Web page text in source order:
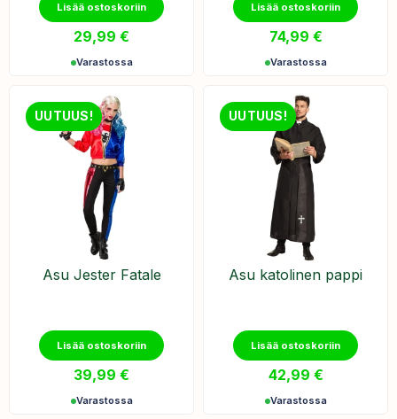
Lisää ostoskoriin
29,99 €
Varastossa
Lisää ostoskoriin
74,99 €
Varastossa
UUTUUS!
Asu Jester Fatale
Lisää ostoskoriin
39,99 €
Varastossa
UUTUUS!
Asu katolinen pappi
Lisää ostoskoriin
42,99 €
Varastossa